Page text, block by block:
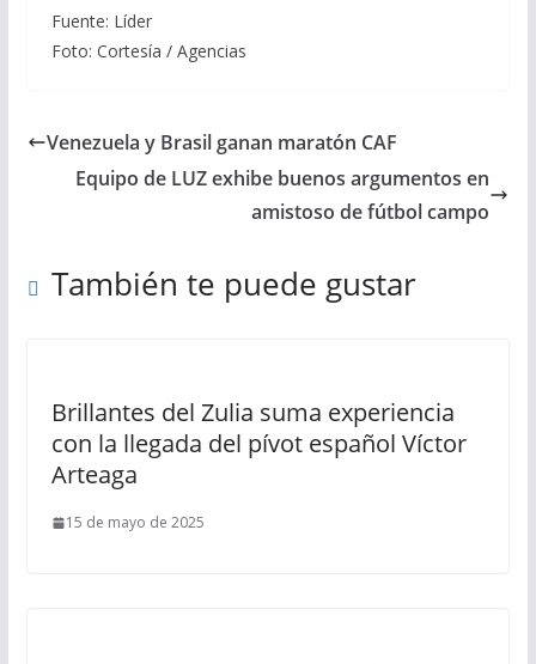
Fuente: Líder
Foto: Cortesía / Agencias
Venezuela y Brasil ganan maratón CAF
Equipo de LUZ exhibe buenos argumentos en
amistoso de fútbol campo
También te puede gustar
Brillantes del Zulia suma experiencia
con la llegada del pívot español Víctor
Arteaga
15 de mayo de 2025